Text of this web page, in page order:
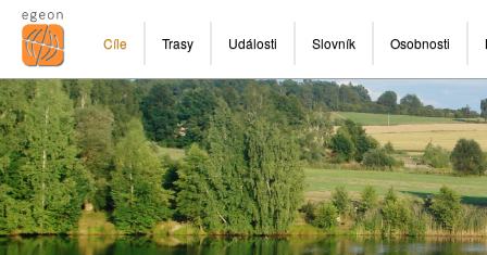
Cíle Trasy Události Slovník Osobnosti